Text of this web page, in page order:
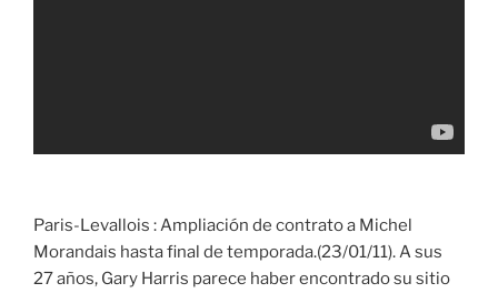
Paris-Levallois : Ampliación de contrato a Michel
Morandais hasta final de temporada.(23/01/11). A sus
27 años, Gary Harris parece haber encontrado su sitio